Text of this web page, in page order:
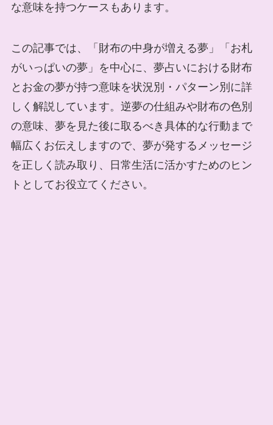
な意味を持つケースもあります。
この記事では、「財布の中身が増える夢」「お札
がいっぱいの夢」を中心に、夢占いにおける財布
とお金の夢が持つ意味を状況別・パターン別に詳
しく解説しています。逆夢の仕組みや財布の色別
の意味、夢を見た後に取るべき具体的な行動まで
幅広くお伝えしますので、夢が発するメッセージ
を正しく読み取り、日常生活に活かすためのヒン
トとしてお役立てください。